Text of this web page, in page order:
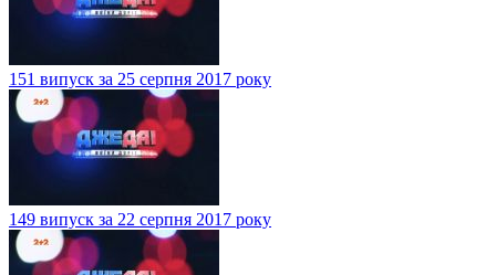
151 випуск за 25 серпня 2017 року
149 випуск за 22 серпня 2017 року